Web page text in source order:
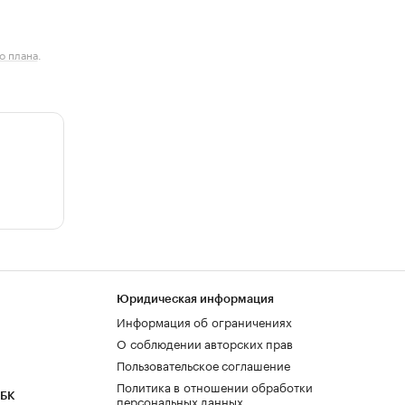
плана.
Юридическая информация
Информация об ограничениях
О соблюдении авторских прав
Пользовательское соглашение
Политика в отношении обработки
персональных данных